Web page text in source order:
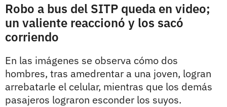
Robo a bus del SITP queda en video;
un valiente reaccionó y los sacó
corriendo
En las imágenes se observa cómo dos
hombres, tras amedrentar a una joven, logran
arrebatarle el celular, mientras que los demás
pasajeros lograron esconder los suyos.